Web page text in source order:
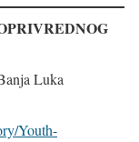
Luka
Youth-